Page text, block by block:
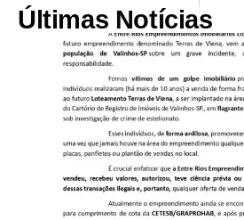
Últimas Notícias